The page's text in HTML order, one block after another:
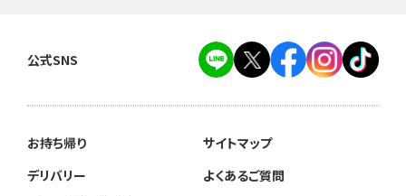
公式SNS
お持ち帰り
デリバリー
サイトマップ
よくあるご質問